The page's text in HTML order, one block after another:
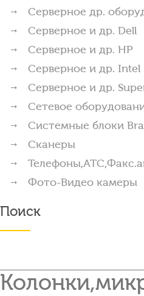
Серверное др.
Серверное и др. Dell
Серверное и др. HP
Серверное и др. Intel
Серверное и др.
Сетевое
Системные блоки
Сканеры
Фото-Видео камеры
Поиск